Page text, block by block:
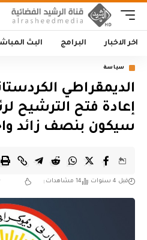
اخر الاخبار البرامج البث
سياسة
الديمقراطي
إعادة فتح الترشيح
سيكون بنصف زائد
قبل 4 سنوات 14 مشاهدات